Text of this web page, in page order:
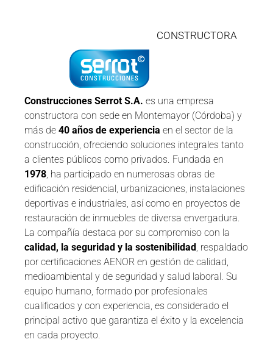
CONSTRUCTORA
Construcciones Serrot S.A. es una empresa
constructora con sede en Montemayor (Córdoba) y
más de 40 años de experiencia en el sector de la
construcción, ofreciendo soluciones integrales tanto
a clientes públicos como privados. Fundada en
1978, ha participado en numerosas obras de
edificación residencial, urbanizaciones, instalaciones
deportivas e industriales, así como en proyectos de
restauración de inmuebles de diversa envergadura.
La compañía destaca por su compromiso con la
calidad, la seguridad y la sostenibilidad , respaldado
por certificaciones AENOR en gestión de calidad,
medioambiental y de seguridad y salud laboral. Su
equipo humano, formado por profesionales
cualificados y con experiencia, es considerado el
principal activo que garantiza el éxito y la excelencia
en cada proyecto.